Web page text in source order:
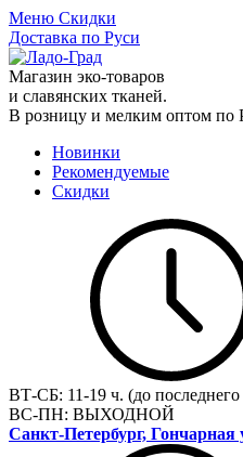
Меню Скидки
Доставка по Руси
Магазин эко-товаров
и славянских тканей.
В розницу и мелким оптом по
Новинки
Рекомендуемые
Скидки
ВТ-СБ: 11-19 ч. (до
ВС-ПН: ВЫХОДНОЙ
Санкт-Петербург, Гончарная